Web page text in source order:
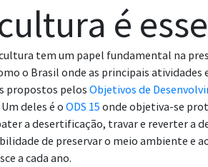
é
tem um papel fundamental na
o Brasil onde as principais
propostos pelos Objetivos de
deles é o ODS 15 onde objetiva-se
a desertificação, travar e reverter a
de preservar o meio ambiente
a cada ano.